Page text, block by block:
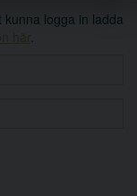
logga in ladda